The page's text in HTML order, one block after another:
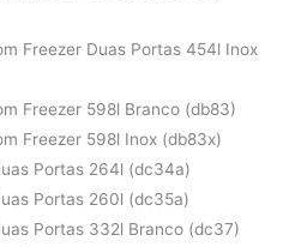
Freezer Duas Portas 454l Inox
Freezer 598l Branco (db83)
Freezer 598l Inox (db83x)
Portas 264l (dc34a)
Portas 260l (dc35a)
Portas 332l Branco (dc37)